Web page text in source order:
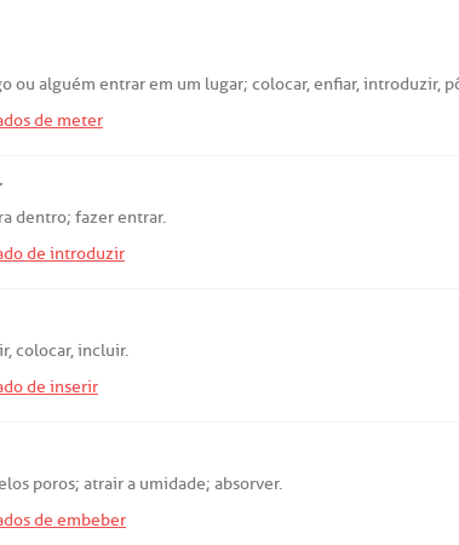
ou alguém entrarem um lugar; colocar,enfiar,introduzir,
de meter
dentro; fazerentrar.
de introduzir
,colocar,incluir.
de inserir
poros; atraira umidade; absorver.
de embeber